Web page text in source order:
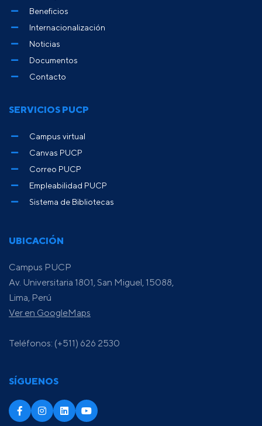
UBICACIÓN
Campus PUCP
Av. Universitaria 1801, San Miguel, 15088,
Lima, Perú
Ver en GoogleMaps
Teléfonos: (+511) 626 2530
SÍGUENOS
Beneficios
Internacionalización
Noticias
Documentos
Contacto
SERVICIOS PUCP
Campus virtual
Canvas PUCP
Correo PUCP
Empleabilidad PUCP
Sistema de Bibliotecas